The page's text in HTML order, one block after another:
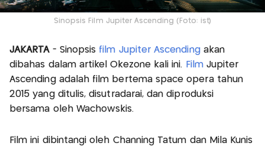
Sinopsis Film Jupiter Ascending (Foto: ist)
JAKARTA - Sinopsis film Jupiter Ascending akan
dibahas dalam artikel Okezone kali ini.
Film Jupiter
Ascending adalah film bertema space opera tahun
2015 yang ditulis, disutradarai, dan diproduksi
bersama oleh Wachowskis.
Film ini dibintangi oleh Channing Tatum dan Mila Kunis